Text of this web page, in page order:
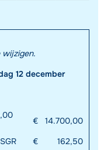
12 december
€
14.700,00
€
162,50